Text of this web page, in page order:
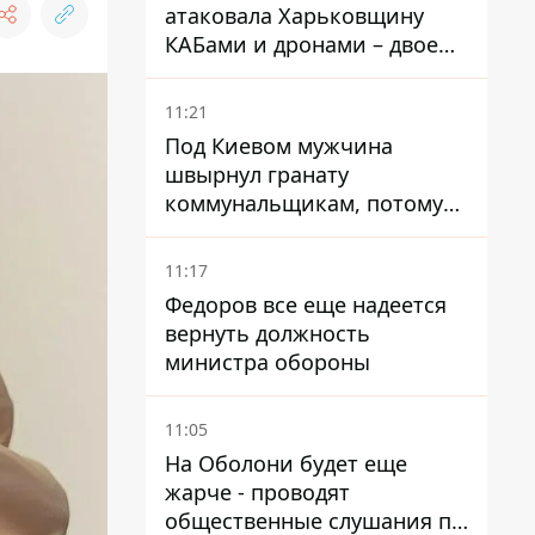
атаковала Харьковщину
КАБами и дронами – двое
погибших и 19 раненых
11:21
Под Киевом мужчина
швырнул гранату
коммунальщикам, потому
что не хотел платить по
квитанциям
11:17
Федоров все еще надеется
вернуть должность
министра обороны
11:05
На Оболони будет еще
жарче - проводят
общественные слушания по